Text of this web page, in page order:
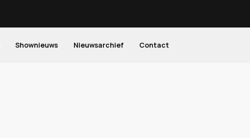
Shownieuws Nieuwsarchief Contact